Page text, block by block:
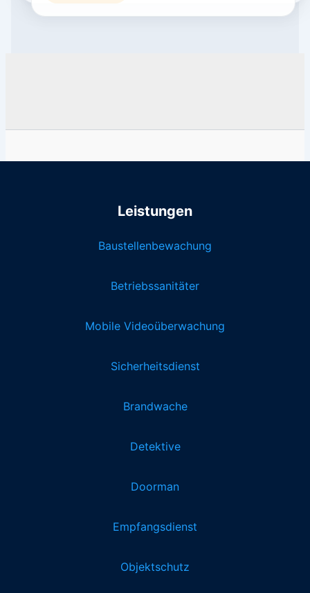
Leistungen
Baustellenbewachung
Betriebssanitäter
Mobile Videoüberwachung
Sicherheitsdienst
Brandwache
Detektive
Doorman
Empfangsdienst
Objektschutz